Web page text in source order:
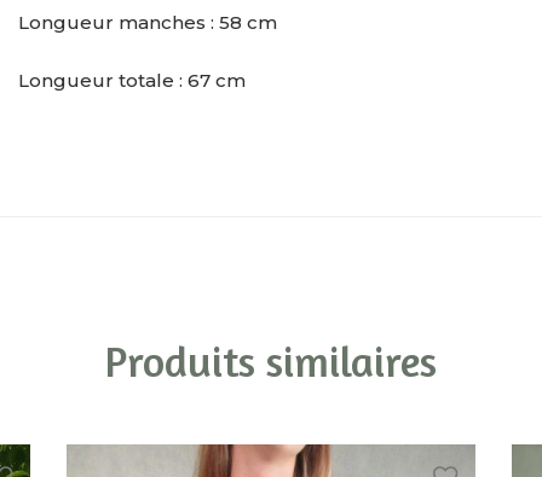
Longueur manches : 58 cm
Longueur totale : 67 cm
Produits similaires